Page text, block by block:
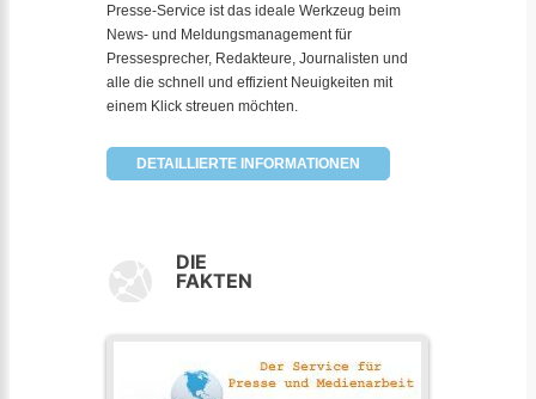
Presse-Service ist das ideale Werkzeug beim
News- und Meldungsmanagement für
Pressesprecher, Redakteure, Journalisten und
alle die schnell und effizient Neuigkeiten mit
einem Klick streuen möchten.
DETAILLIERTE INFORMATIONEN
DIE
FAKTEN